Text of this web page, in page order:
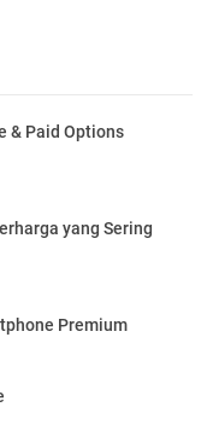
& Paid Options
yang Sering
Premium